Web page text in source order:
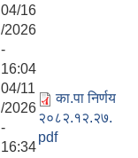
04/16
/2026
-
16:04
04/11
/2026
-
16:34
का.पा निर्णय
२०८२.१२.२७.
pdf